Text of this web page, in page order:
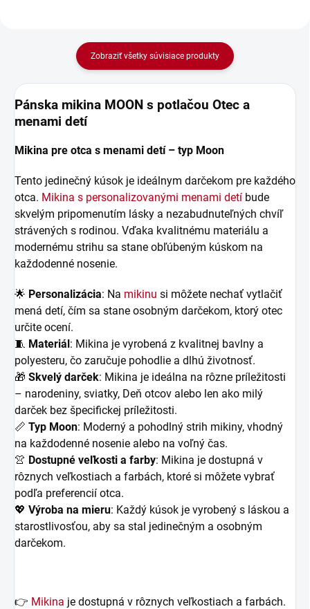
Zobraziť všetky súvisiace produkty
Pánska mikina MOON s potlačou Otec a
menami detí
Mikina pre otca s menami detí – typ Moon
Tento jedinečný kúsok je ideálnym darčekom pre každého
otca. Mikina s personalizovanými menami detí bude
skvelým pripomenutím lásky a nezabudnuteľných chvíľ
strávených s rodinou. Vďaka kvalitnému materiálu a
modernému strihu sa stane obľúbeným kúskom na
každodenné nosenie.
🌟 Personalizácia: Na mikinu si môžete nechať vytlačiť
mená detí, čím sa stane osobným darčekom, ktorý otec
určite ocení.
🧵 Materiál: Mikina je vyrobená z kvalitnej bavlny a
polyesteru, čo zaručuje pohodlie a dlhú životnosť.
🎁 Skvelý darček: Mikina je ideálna na rôzne príležitosti
– narodeniny, sviatky, Deň otcov alebo len ako milý
darček bez špecifickej príležitosti.
📏 Typ Moon: Moderný a pohodlný strih mikiny, vhodný
na každodenné nosenie alebo na voľný čas.
👚 Dostupné veľkosti a farby: Mikina je dostupná v
rôznych veľkostiach a farbách, ktoré si môžete vybrať
podľa preferencií otca.
💖 Výroba na mieru: Každý kúsok je vyrobený s láskou a
starostlivosťou, aby sa stal jedinečným a osobným
darčekom.
👉 Mikina je dostupná v rôznych veľkostiach a farbách.